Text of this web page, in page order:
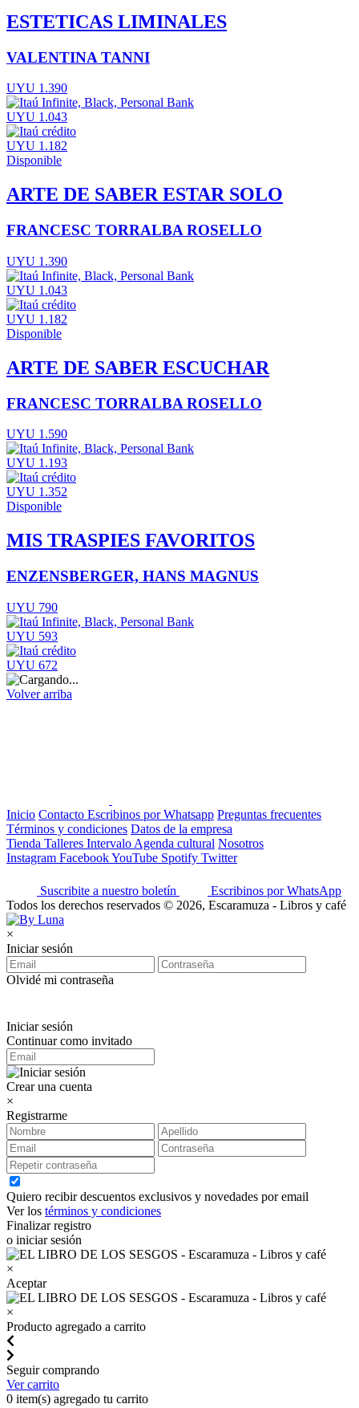
ESTETICAS LIMINALES
VALENTINA TANNI
UYU 1.390
UYU 1.043
UYU 1.182
Disponible
ARTE DE SABER ESTAR SOLO
FRANCESC TORRALBA ROSELLO
UYU 1.390
UYU 1.043
UYU 1.182
Disponible
ARTE DE SABER ESCUCHAR
FRANCESC TORRALBA ROSELLO
UYU 1.590
UYU 1.193
UYU 1.352
Disponible
MIS TRASPIES FAVORITOS
ENZENSBERGER, HANS MAGNUS
UYU 790
UYU 593
UYU 672
Volver arriba
Inicio Contacto Escribinos por Whatsapp Preguntas frecuentes
Términos y condiciones Datos de la empresa
Tienda Talleres Intervalo Agenda cultural Nosotros
Instagram FacebookYouTube Spotify Twitter
Suscribite a nuestro boletín
Escribinos por WhatsApp
Todos los derechos reservados © 2026, Escaramuza - Libros y café
×
Iniciar sesión
Olvidé mi contraseña
Iniciar sesión
Continuar como invitado
Crear una cuenta
×
Registrarme
Quiero recibir descuentos exclusivos y novedades por email
Ver los términos y condiciones
Finalizar registro
o iniciar sesión
×
Aceptar
×
Producto agregado a carrito
Seguir comprando
Ver carrito
0 item(s) agregado tu carrito